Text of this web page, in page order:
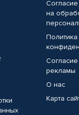
Согласие
на
Политика
рекламы
О нас
Карта